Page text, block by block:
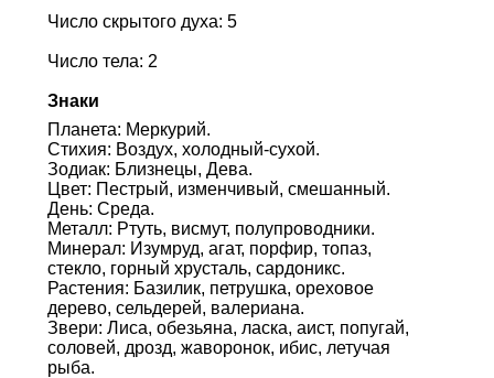
Число скрытого духа: 5
Число тела: 2
Знаки
Планета: Меркурий.
Стихия: Воздух, холодный-сухой.
Зодиак: Близнецы, Дева.
Цвет: Пестрый, изменчивый, смешанный.
День: Среда.
Металл: Ртуть, висмут, полупроводники.
Минерал: Изумруд, агат, порфир, топаз,
стекло, горный хрусталь, сардоникс.
Растения: Базилик, петрушка, ореховое
дерево, сельдерей, валериана.
Звери: Лиса, обезьяна, ласка, аист, попугай,
соловей, дрозд, жаворонок, ибис, летучая
рыба.